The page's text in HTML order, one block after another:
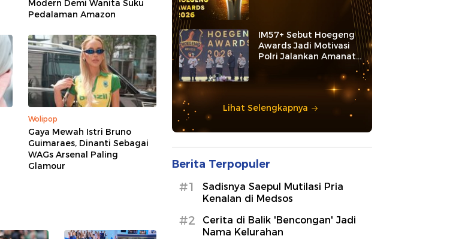
Modern Demi Wanita Suku
Pedalaman Amazon
Wolipop
Gaya Mewah Istri Bruno
Guimaraes, Dinanti Sebagai
WAGs Arsenal Paling
Glamour
Kategori dan Kiprahnya
IM57+ Sebut Hoegeng
Awards Jadi Motivasi
Polri Jalankan Amanat
Lihat Selengkapnya
Berita Terpopuler
#1
Sadisnya Saepul Mutilasi Pria
Kenalan di Medsos
#2
Cerita di Balik 'Bencongan' Jadi
Nama Kelurahan